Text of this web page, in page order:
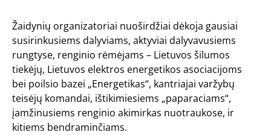
Žaidynių organizatoriai nuoširdžiai dėkoja gausiai
susirinkusiems dalyviams, aktyviai dalyvavusiems
rungtyse, renginio rėmėjams – Lietuvos šilumos
tiekėjų, Lietuvos elektros energetikos asociacijoms
bei poilsio bazei „Energetikas“, kantriajai varžybų
teisėjų komandai, ištikimiesiems „paparaciams“,
įamžinusiems renginio akimirkas nuotraukose, ir
kitiems bendraminčiams.